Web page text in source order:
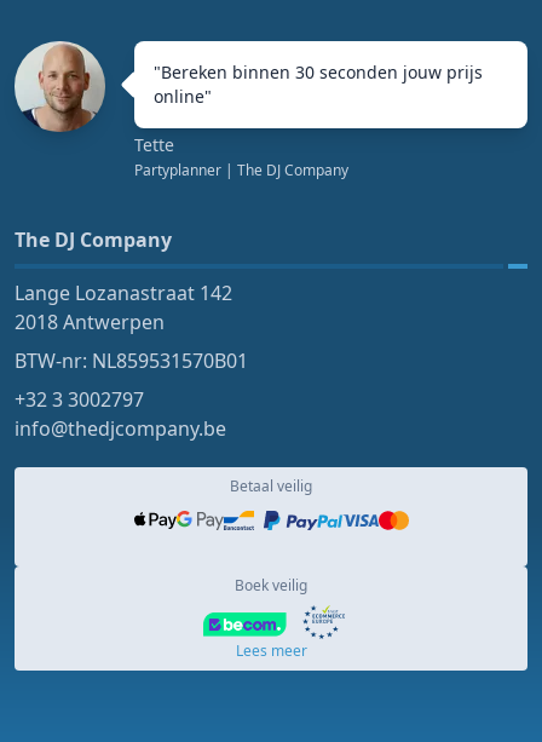
"Bereken binnen 30 seconden jouw prijs
online"
Tette
Partyplanner | The DJ Company
The DJ Company
Lange Lozanastraat 142
2018 Antwerpen
BTW-nr: NL859531570B01
+32 3 3002797
info@thedjcompany.be
Betaal veilig
Boek veilig
Lees meer